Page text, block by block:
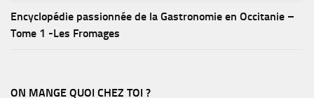
Encyclopédie passionnée de la Gastronomie en Occitanie –
Tome 1 -Les Fromages
ON MANGE QUOI CHEZ TOI ?